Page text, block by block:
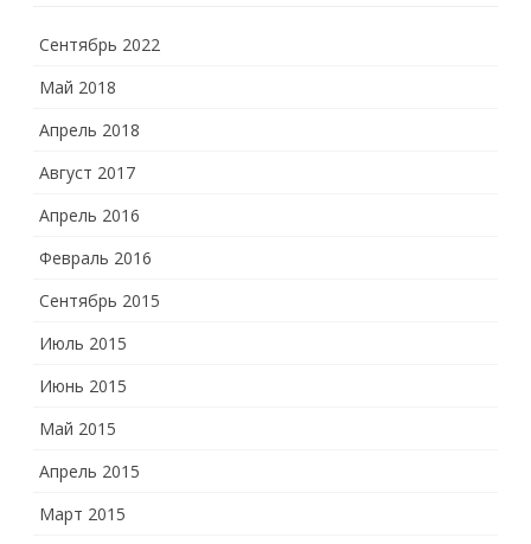
Сентябрь 2022
Май 2018
Апрель 2018
Август 2017
Апрель 2016
Февраль 2016
Сентябрь 2015
Июль 2015
Июнь 2015
Май 2015
Апрель 2015
Март 2015